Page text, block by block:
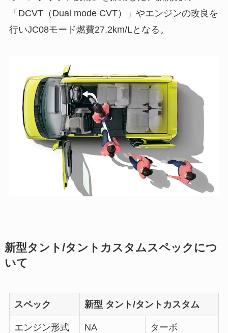
「DCVT（Dual mode CVT）」やエンジンの改良を
行いJC08モード燃費27.2km/Lとなる。
新型タント/タントカスタムスペックにつ
いて
スペック 新型 タント/タントカスタム
エンジン形式 NA ターボ